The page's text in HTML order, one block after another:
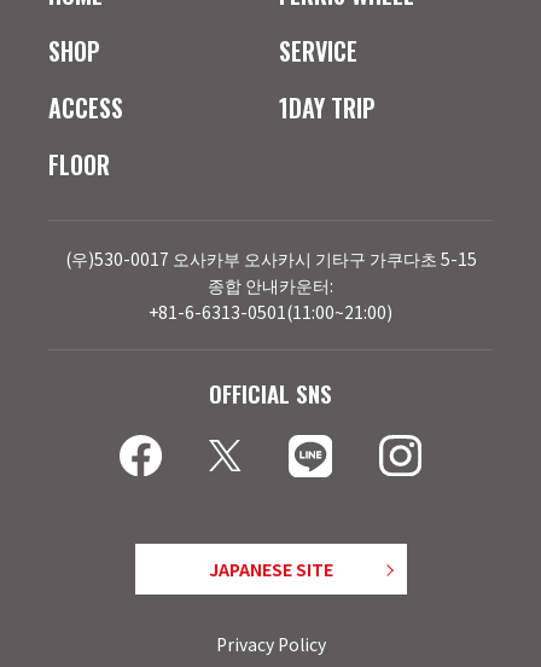
SHOP
ACCESS
FLOOR
SERVICE
1DAY TRIP
(우)530-0017 오사카부 오사카시 기타구 가쿠다초 5-15
종합 안내카운터:
+81-6-6313-0501(11:00~21:00)
OFFICIAL SNS
JAPANESE SITE
Privacy Policy